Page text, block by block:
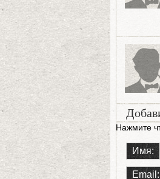
Нажмите
Имя:
Email: